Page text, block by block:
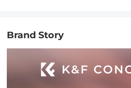
Brand Story